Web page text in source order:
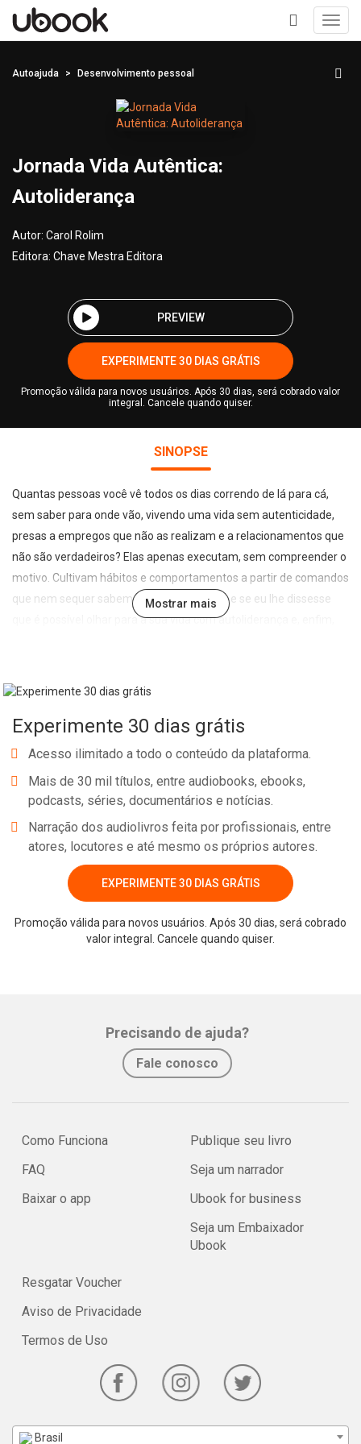
+
Autoajuda Desenvolvimento pessoal
Jornada Vida Autêntica:
Autoliderança
Autor: Carol Rolim
Editora: Chave Mestra Editora
PREVIEW
EXPERIMENTE 30 DIAS GRÁTIS
Promoção válida para novos usuários. Após 30 dias, será cobrado valor
integral. Cancele quando quiser.
SINOPSE
Quantas pessoas você vê todos os dias correndo de lá para cá,
sem saber para onde vão, vivendo uma vida sem autenticidade,
presas a empregos que não as realizam e a relacionamentos que
não são verdadeiros? Elas apenas executam, sem compreender o
motivo. Cultivam hábitos e comportamentos a partir de comandos
que nem sequer sabem quem os deu. Mas e se eu lhe dissesse
que é possível olhar para a sua vida com autoliderança e, enfim,
história? Decida agora: o poder está nas suas mãos, ou seja, na
Mostrar mais
Experimente 30 dias grátis
Acesso ilimitado a todo o conteúdo da plataforma.
Mais de 30 mil títulos, entre audiobooks, ebooks,
podcasts, séries, documentários e notícias.
Narração dos audiolivros feita por profissionais, entre
atores, locutores e até mesmo os próprios autores.
EXPERIMENTE 30 DIAS GRÁTIS
Promoção válida para novos usuários. Após 30 dias, será cobrado
valor integral. Cancele quando quiser.
Precisando de ajuda?
Fale conosco
Como Funciona
FAQ
Baixar o app
Publique seu livro
Seja um narrador
Ubook for business
Seja um Embaixador
Ubook
Resgatar Voucher
Aviso de Privacidade
Termos de Uso
Brasil
Whatsapp Facebook Twitter